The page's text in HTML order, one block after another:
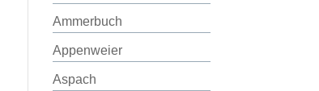
Ammerbuch
Appenweier
Aspach